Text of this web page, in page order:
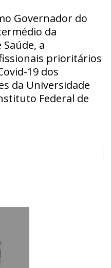
Governador do
da
a
prioritários
19 dos
da Universidade
Federal de